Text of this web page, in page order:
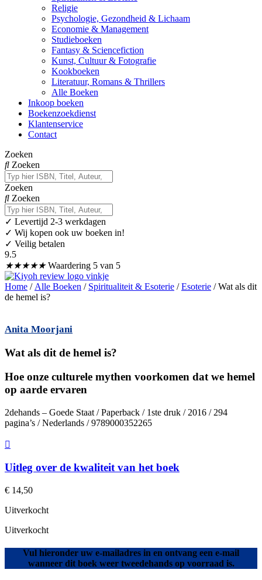
Religie
Psychologie, Gezondheid & Lichaam
Economie & Management
Studieboeken
Fantasy & Sciencefiction
Kunst, Cultuur & Fotografie
Kookboeken
Literatuur, Romans & Thrillers
Alle Boeken
Inkoop boeken
Boekenzoekdienst
Klantenservice
Contact
Zoeken
Zoeken
Zoeken
Zoeken
✓ Levertijd 2-3 werkdagen
✓ Wij kopen ook uw boeken in!
✓ Veilig betalen
9.5
★★★★★ Waardering 5 van 5
Home / Alle Boeken / Spiritualiteit & Esoterie /Esoterie / Wat als dit
de hemel is?
Anita Moorjani
Wat als dit de hemel is?
Hoe onze culturele mythen voorkomen dat we hemel
op aarde ervaren
2dehands – Goede Staat / Paperback / 1ste druk / 2016 / 294
pagina’s / Nederlands / 9789000352265
Uitleg over de kwaliteit van het boek
€ 14,50
Uitverkocht
Uitverkocht
Vul hieronder uw e-mailadres in en ontvang een e-mail
wanneer dit boek weer tweedehands op voorraad is.